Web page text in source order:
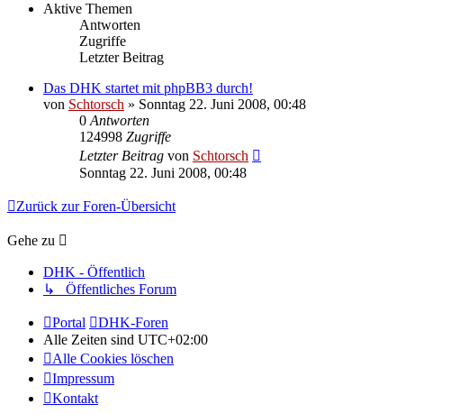
Aktive Themen
Antworten
Zugriffe
Letzter Beitrag
Das DHK startet mit phpBB3 durch!
von Schtorsch » Sonntag 22. Juni 2008, 00:48
0 Antworten
124998 Zugriffe
Letzter Beitrag von Schtorsch
Sonntag 22. Juni 2008, 00:48
Zurück zur Foren-Übersicht
Gehe zu
DHK - Öffentlich
↳ Öffentliches Forum
Portal
DHK-Foren
Alle Zeiten sind UTC+02:00
Alle Cookies löschen
Impressum
Kontakt